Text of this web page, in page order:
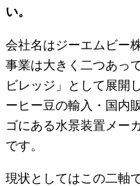
い。
会社名はジーエムビー
事業は大きく二つあっ
ビレッジ」として展開
ーヒー豆の輸入・国内
ゴにある水景装置メー
です。
現状としてはこの二軸